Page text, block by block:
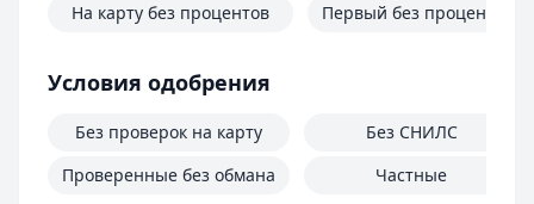
На карту без процентов
Первый без процентов
Условия одобрения
Без проверок на карту
Проверенные без обмана
Без СНИЛС
Частные